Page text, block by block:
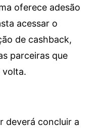
oferece adesão
acessar o
de cashback,
parceiras que
volta.
deverá concluir a